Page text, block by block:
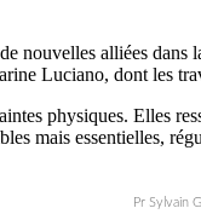
nouvelles alliées
Luciano, dont les
physiques. Elles
mais essentielles,
Pr Sylvain